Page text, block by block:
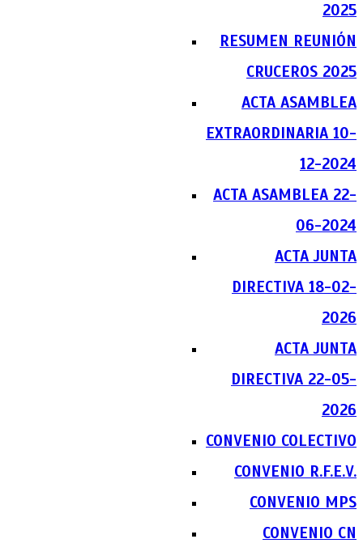
2025
RESUMEN REUNIÓN
CRUCEROS 2025
ACTA ASAMBLEA
EXTRAORDINARIA 10-
12-2024
ACTA ASAMBLEA 22-
06-2024
ACTA JUNTA
DIRECTIVA 18-02-
2026
ACTA JUNTA
DIRECTIVA 22-05-
2026
CONVENIO COLECTIVO
CONVENIO R.F.E.V.
CONVENIO MPS
CONVENIO CN